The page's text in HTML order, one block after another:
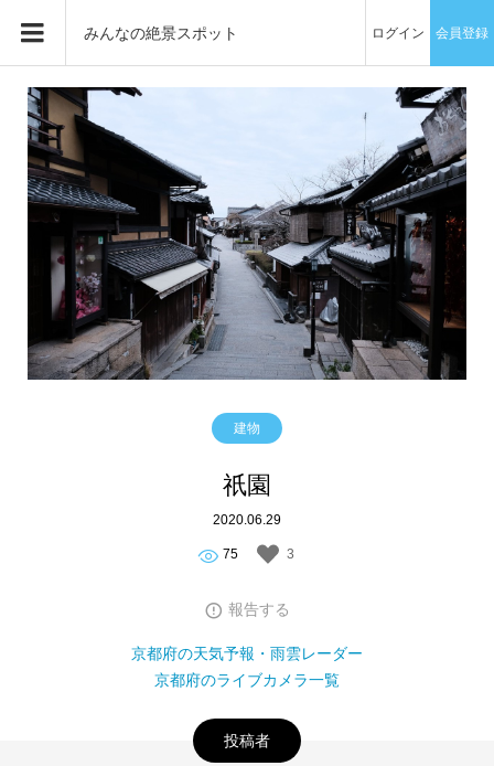
みんなの絶景スポット ログイン 会員登録
建物
祇園
2020.06.29
75 3
報告する
京都府の天気予報・雨雲レーダー
京都府のライブカメラ一覧
投稿者